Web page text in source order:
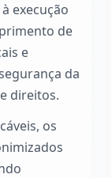
execução
de
e
da
direitos.
os